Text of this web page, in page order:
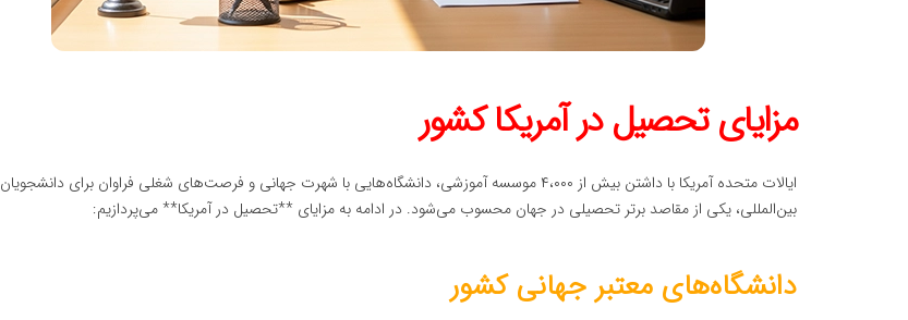
مزایای تحصیل در آمریکا کشور
ایالات متحده آمریکا با داشتن بیش از ۴،۰۰۰ موسسه آموزشی، دانشگاه‌هایی با شهرت جهانی و فرصت‌های شغلی فراوان برای دانشجویان
بین‌المللی، یکی از مقاصد برتر تحصیلی در جهان محسوب می‌شود. در ادامه به مزایای **تحصیل در آمریکا** می‌پردازیم:
دانشگاه‌های معتبر جهانی کشور